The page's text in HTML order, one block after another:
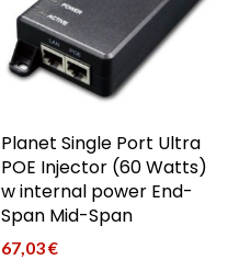
Planet Single Port Ultra
POE Injector (60 Watts)
w internal power End-
Span Mid-Span
67,03€